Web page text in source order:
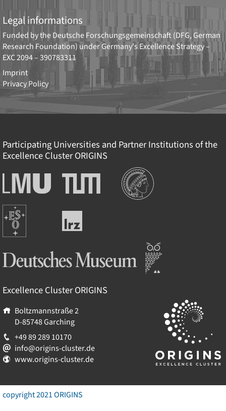
Legal informations
Funded by theDeutsche Forschungsgemeinschaft (DFG, German
Research Foundation) under Germany's Excellence Strategy –
EXC 2094 – 390783311
Imprint
Privacy Policy
Participating Universities and Partner Institutions of the
Excellence ClusterORIGINS
Ludwig-
Maximilians-
München
Technische
Universität
Institutions
Europäische
Südsternwarte
Leibniz-
Rechenzentrum
Excellence ClusterORIGINS
Boltzmannstraße 2
D-85748Garching
+49 89 289 10170
info@origins-cluster.de
www.origins-cluster.de
copyright 2021 ORIGINS